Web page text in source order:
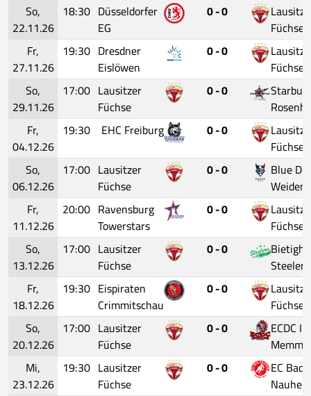
So,
22.11.26
18:30 Düsseldorfer
EG
0 - 0
Füchse
Fr,
27.11.26
19:30 Dresdner
Eislöwen
0 - 0
Füchse
So,
29.11.26
17:00 Lausitzer
Füchse
0 - 0
Fr,
04.12.26
19:30 EHC Freiburg 0 - 0
Füchse
So,
06.12.26
17:00 Lausitzer
Füchse
0 - 0
Blue
Weiden
Fr,
11.12.26
20:00 Ravensburg
Towerstars
0 - 0
Füchse
So,
13.12.26
17:00 Lausitzer
Füchse
0 - 0
Steelers
Fr,
18.12.26
19:30 Eispiraten
Crimmitschau
0 - 0
Füchse
So,
20.12.26
17:00 Lausitzer
Füchse
0 - 0
ECDC
Mi,
23.12.26
19:30 Lausitzer
Füchse
0 - 0
EC Bad